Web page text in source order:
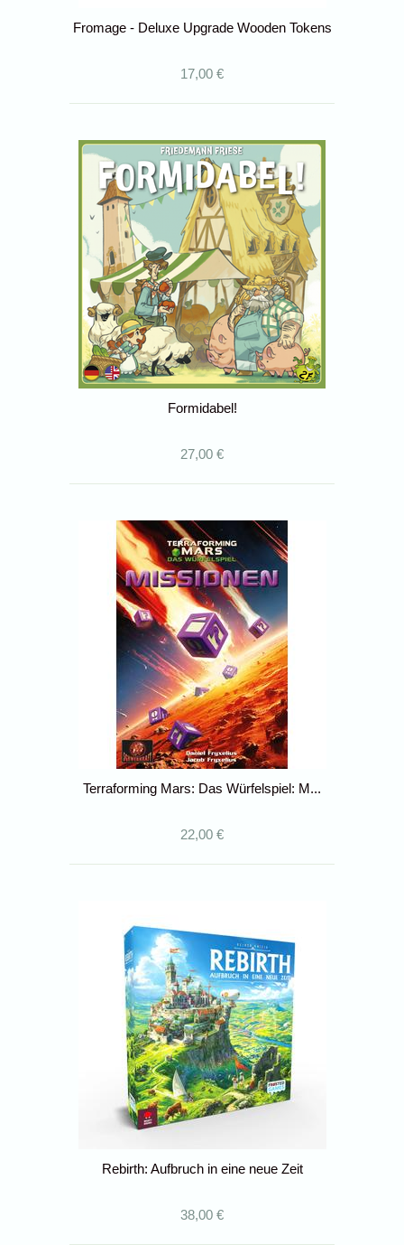
Fromage - Deluxe Upgrade Wooden Tokens
17,00 €
Formidabel!
27,00 €
Terraforming Mars: Das Würfelspiel: M...
22,00 €
Rebirth: Aufbruch in eine neue Zeit
38,00 €